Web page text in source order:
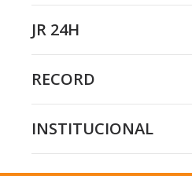
JR 24H
RECORD
INSTITUCIONAL